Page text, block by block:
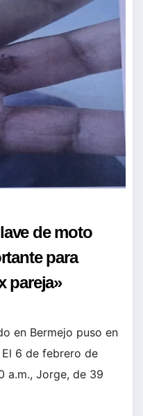
de moto
para
pareja»
en Bermejo puso en
6 de febrero de
a.m., Jorge, de 39